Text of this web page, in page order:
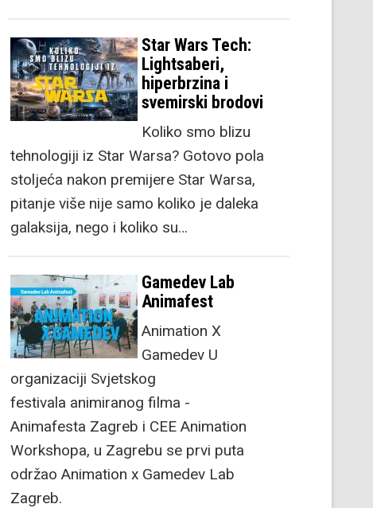
Star Wars Tech:
Lightsaberi,
hiperbrzina i
svemirski brodovi
Koliko smo blizu
tehnologiji iz Star Warsa? Gotovo pola
stoljeća nakon premijere Star Warsa,
pitanje više nije samo koliko je daleka
galaksija, nego i koliko su…
Gamedev Lab
Animafest
Animation X
Gamedev U
organizaciji Svjetskog
festivala animiranog filma -
Animafesta Zagreb i CEE Animation
Workshopa, u Zagrebu se prvi puta
održao Animation x Gamedev Lab
Zagreb.